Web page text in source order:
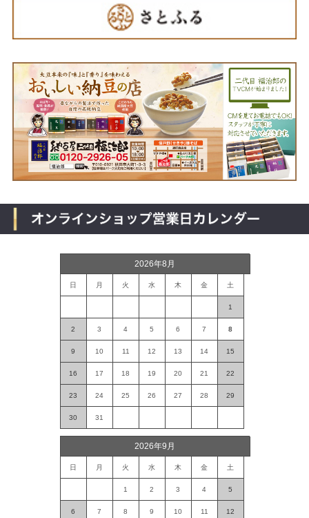
2026年8月
日 月 火 水 木 金 土
1
2 3 4 5 6 7 8
9 10 11 12 13 14 15
16 17 18 19 20 21 22
23 24 25 26 27 28 29
30 31
2026年9月
日 月 火 水 木 金 土
1 2 3 4 5
6 7 8 9 10 11 12